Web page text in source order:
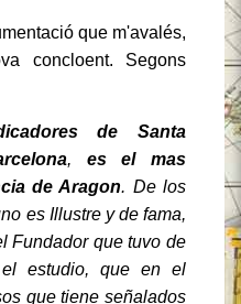
que m'avalés,
concloent. Segons
de Santa
, es el mas
de Aragon. De los
es Illustre y de fama,
Fundador que tuvo de
estudio, que en el
que tiene señalados